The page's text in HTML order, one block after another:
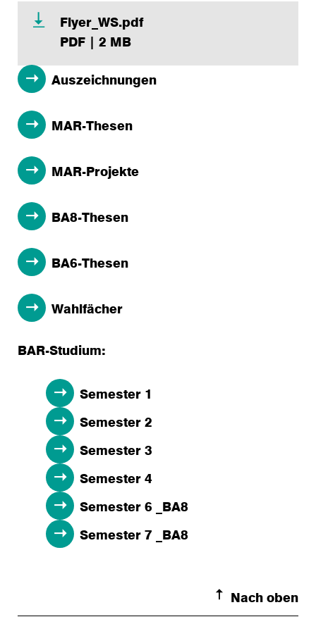
Flyer_WS.pdf
PDF | 2 MB
Auszeichnungen
MAR-Thesen
MAR-Projekte
BA8-Thesen
BA6-Thesen
Wahlfächer
BAR-Studium:
Semester 1
Semester 2
Semester 3
Semester 4
Semester 6 _BA8
Semester 7 _BA8
Nach oben